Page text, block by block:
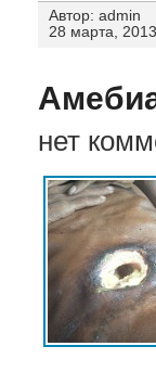
Автор: admin
28 марта,
нет